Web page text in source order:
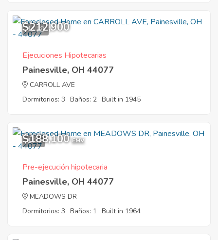
11
$212,900
Ejecuciones Hipotecarias
Painesville, OH 44077
CARROLL AVE
Dormitorios: 3 Baños: 2 Built in 1945
1
$188,100 EMV
Pre-ejecución hipotecaria
Painesville, OH 44077
MEADOWS DR
Dormitorios: 3 Baños: 1 Built in 1964